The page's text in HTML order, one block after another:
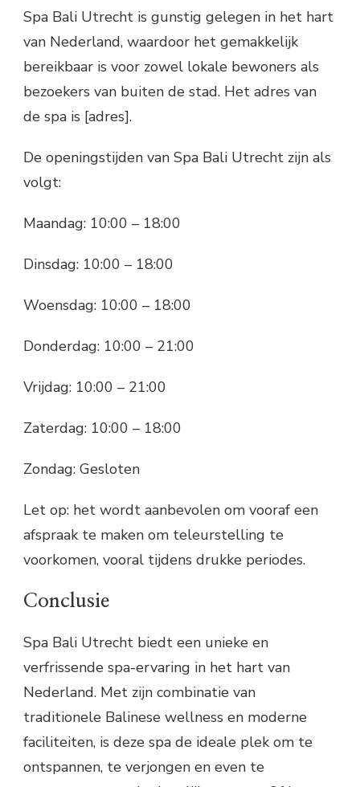
Spa Bali Utrecht is gunstig gelegen in het hart
van Nederland, waardoor het gemakkelijk
bereikbaar is voor zowel lokale bewoners als
bezoekers van buiten de stad. Het adres van
de spa is [adres].
De openingstijden van Spa Bali Utrecht zijn als
volgt:
Maandag: 10:00 – 18:00
Dinsdag: 10:00 – 18:00
Woensdag: 10:00 – 18:00
Donderdag: 10:00 – 21:00
Vrijdag: 10:00 – 21:00
Zaterdag: 10:00 – 18:00
Zondag: Gesloten
Let op: het wordt aanbevolen om vooraf een
afspraak te maken om teleurstelling te
voorkomen, vooral tijdens drukke periodes.
Conclusie
Spa Bali Utrecht biedt een unieke en
verfrissende spa-ervaring in het hart van
Nederland. Met zijn combinatie van
traditionele Balinese wellness en moderne
faciliteiten, is deze spa de ideale plek om te
ontspannen, te verjongen en even te